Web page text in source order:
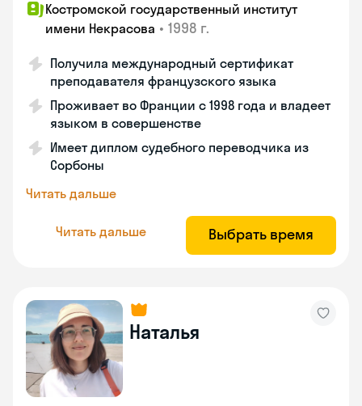
Костромской государственный институт
имени Некрасова • 1998 г.
Получила международный сертификат
преподавателя французского языка
Проживает во Франции с 1998 года и владеет
языком в совершенстве
Имеет диплом судебного переводчика из
Сорбоны
Читать дальше
Читать дальше Выбрать время
Наталья